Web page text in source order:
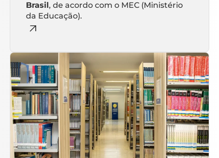
Brasil, de acordo com o MEC (Ministério
da Educação).